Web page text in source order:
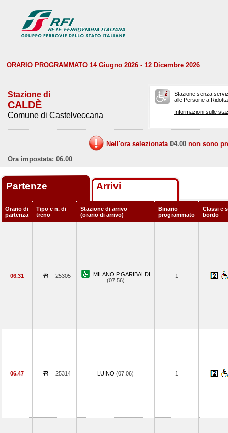
ORARIO PROGRAMMATO 14 Giugno 2026 - 12 Dicembre 2026
Stazione di
CALDÈ
Comune di Castelveccana
Stazione senza
alle Persone a
Informazioni sulle
Nell'ora selezionata 04.00 non sono
Ora impostata: 06.00
Partenze Arrivi
Orario di
partenza
Tipo e n. di
treno
Stazione di arrivo
(orario di arrivo)
Binario
programmato
Classi e
bordo
06.31 25305
MILANO P.GARIBALDI
(07.56)
1
06.47 25314 LUINO (07.06) 1